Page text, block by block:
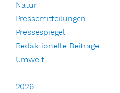
Natur
Pressemitteilungen
Pressespiegel
Redaktionelle Beiträge
Umwelt
2026